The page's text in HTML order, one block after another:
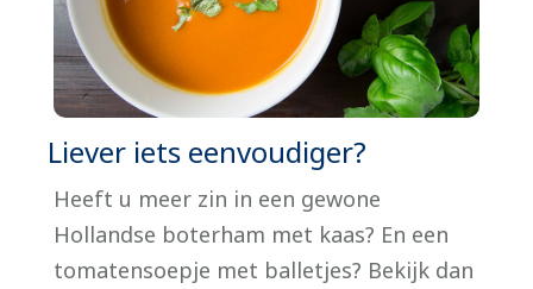
Liever iets eenvoudiger?
Heeft u meer zin in een gewone
Hollandse boterham met kaas? En een
tomatensoepje met balletjes? Bekijk dan